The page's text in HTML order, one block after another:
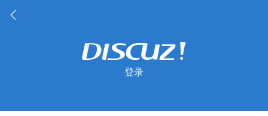
登录